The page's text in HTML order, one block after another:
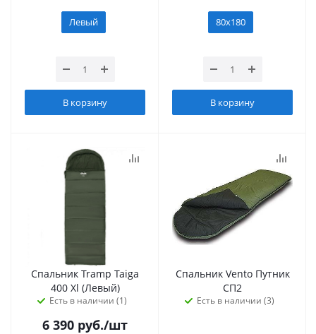
Левый
В корзину
80х180
В корзину
Спальник Tramp Taiga
400 Xl (Левый)
Есть в наличии (1)
6 390 руб./шт
Спальник Vento Путник
СП2
Есть в наличии (3)